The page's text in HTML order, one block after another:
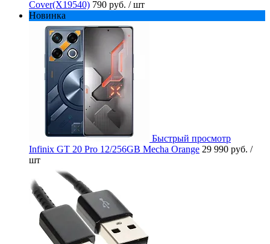
Cover(X19540) 790 руб. / шт
Новинка
Быстрый просмотр
Infinix GT 20 Pro 12/256GB Mecha Orange 29 990 руб. /
шт